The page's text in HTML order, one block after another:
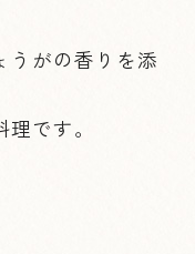
がの香りを添
です。